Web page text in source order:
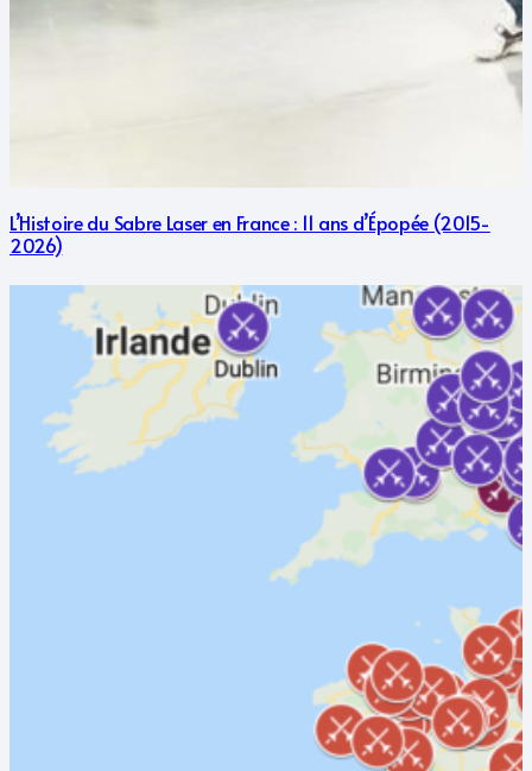
L’Histoire du Sabre Laser en France : 11 ans d’Épopée (2015-
2026)